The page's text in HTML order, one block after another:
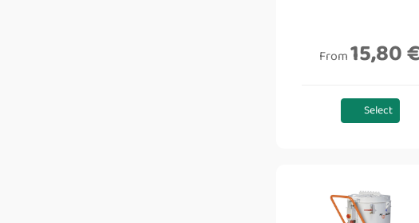
From15,80 €
Select